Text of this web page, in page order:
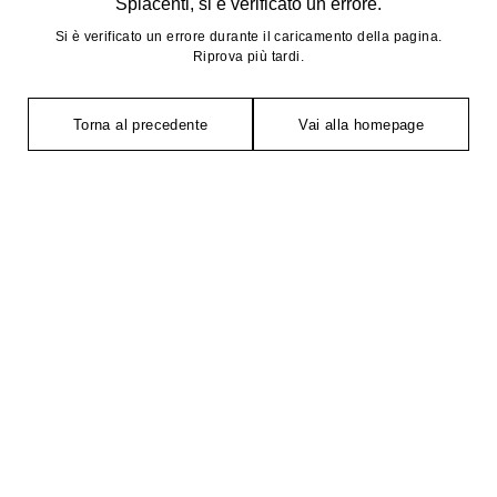
Spiacenti, si è verificato un errore.
Si è verificato un errore durante il caricamento della pagina.
Riprova più tardi.
Torna al precedente Vai alla homepage